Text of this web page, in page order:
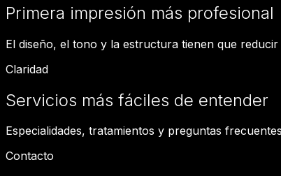
Primera impresión más profesional
El diseño, el tono y la estructura tienen que
Claridad
Servicios más fáciles de entender
Especialidades, tratamientos y preguntas
Contacto